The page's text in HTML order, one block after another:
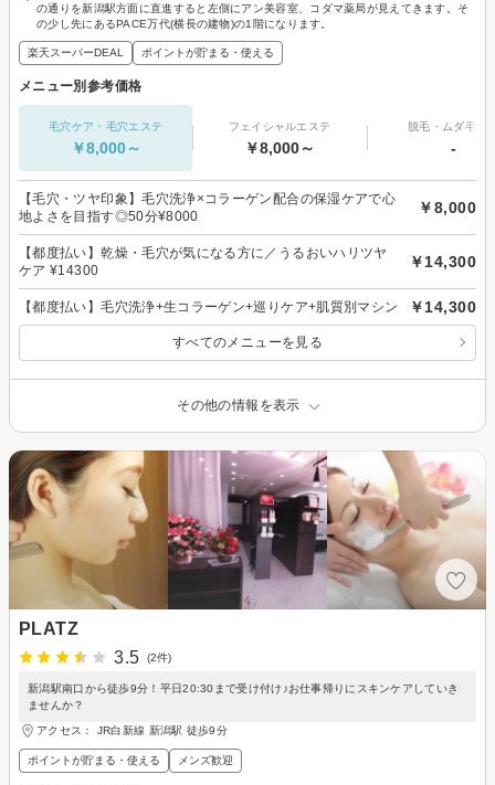
の通りを新潟駅方面に直進すると左側にアン美容室、コダマ薬局が見えてきます。そ
の少し先にあるPACE万代(横長の建物)の1階になります。
楽天スーパーDEAL ポイントが貯まる・使える
メニュー別参考価格
毛穴ケア・毛穴エステ
￥8,000～
フェイシャルエステ
￥8,000～
脱毛・ムダ毛処
-
【毛穴・ツヤ印象】毛穴洗浄×コラーゲン配合の保湿ケアで心
地よさを目指す◎50分¥8000
￥8,000
【都度払い】乾燥・毛穴が気になる方に／うるおいハリツヤ
ケア ¥14300
￥14,300
【都度払い】毛穴洗浄+生コラーゲン+巡りケア+肌質別マシン ￥14,300
すべてのメニューを見る
その他の情報を表示
PLATZ
3.5
(2件)
新潟駅南口から徒歩9分！平日20:30まで受け付け♪お仕事帰りにスキンケアしていき
ませんか？
アクセス： JR白新線 新潟駅 徒歩9分
ポイントが貯まる・使える メンズ歓迎